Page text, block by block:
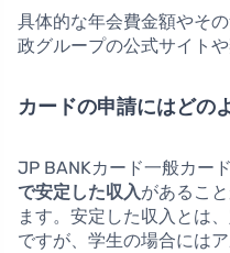
具体的な年会費金額やそ
政グループの公式サイト
カードの申請にはどの
JP BANKカード一般カー
で安定した収入があるこ
ます。安定した収入とは
ですが、学生の場合には